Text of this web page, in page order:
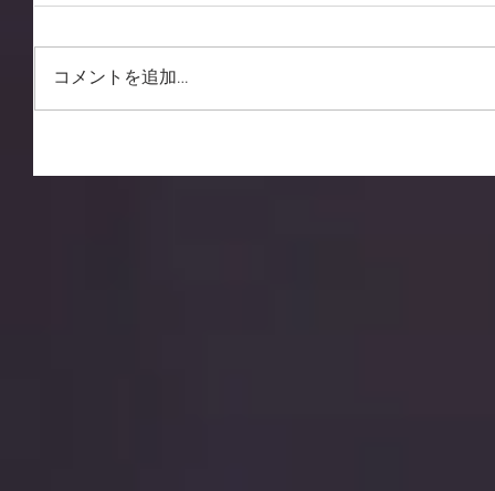
コメントを追加…